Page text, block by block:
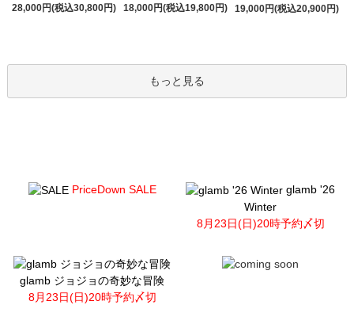
28,000円(税込30,800円)
18,000円(税込19,800円)
19,000円(税込20,900円)
もっと見る
PriceDown SALE
glamb '26
Winter
8月23日(日)20時予約〆切
glamb ジョジョの奇妙な冒険
8月23日(日)20時予約〆切